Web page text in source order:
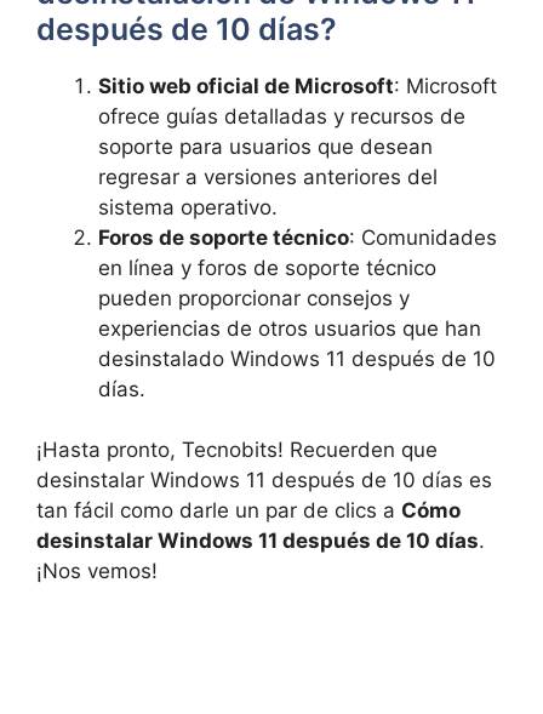
después de 10 días?
Sitio web oficial de Microsoft: Microsoft
ofrece guías detalladas y recursos de
soporte para usuarios que desean
regresar a versiones anteriores del
sistema operativo.
Foros de soporte técnico: Comunidades
en línea y foros de soporte técnico
pueden proporcionar consejos y
experiencias de otros usuarios que han
desinstalado Windows 11 después de 10
días.
¡Hasta pronto, Tecnobits! Recuerden que
desinstalar Windows 11 después de 10 días es
tan fácil como darle un par de clics a Cómo
desinstalar Windows 11 después de 10 días.
¡Nos vemos!